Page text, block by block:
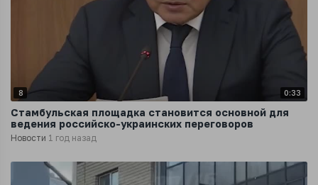
8 0:33
Стамбульская площадка становится основной для
ведения российско-украинских переговоров
Новости 1 год назад